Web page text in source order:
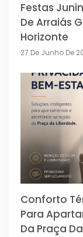
Festas
De Arraiás
Horizonte
27 De Junho De
Conforto
Para
Da Praça